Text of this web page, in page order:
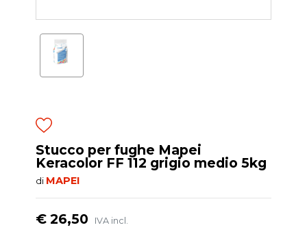
Stucco per fughe Mapei
Keracolor FF 112 grigio medio 5kg
di MAPEI
€ 26,50 IVA incl.